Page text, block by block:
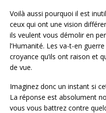
Voilà aussi pourquoi il est
ceux qui ont une vision
ils veulent vous démolir en
l’Humanité. Les va-t-en
croyance qu’ils ont raison et
de vue.
Imaginez donc un instant si
La réponse est absolument
vous vous battrez contre